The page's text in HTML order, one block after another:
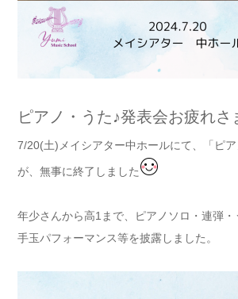
ピアノ・うた♪発表会お疲れさ
7/20(土)メイシアター中ホールにて、「ピア
が、無事に終了しました
年少さんから高1まで、ピアノソロ・連弾
手玉パフォーマンス等を披露しました。